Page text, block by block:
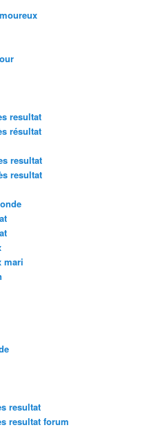
resultat
résultat
resultat
resultat
mari
resultat
resultat forum